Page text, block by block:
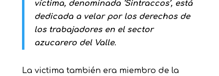
víctima, denominada ‘Sintraccos’, está
dedicada a velar por los derechos de
los trabajadores en el sector
azucarero del Valle.
La victima también era miembro de la